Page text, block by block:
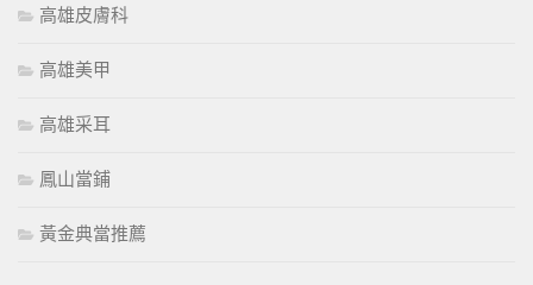
高雄皮膚科
高雄美甲
高雄采耳
鳳山當鋪
黃金典當推薦